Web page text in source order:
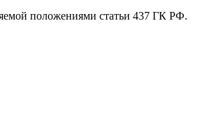
положениями статьи 437 ГК РФ.